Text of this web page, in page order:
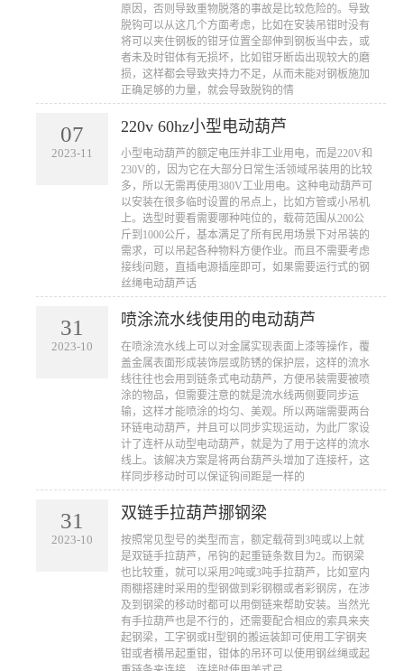
原因，否则导致重物脱落的事故是比较危险的。导致
脱钩可以从这几个方面考虑，比如在安装吊钳时没有
将可以夹住钢板的钳牙位置全部伸到钢板当中去，或
者未及时钳体有无损坏，比如钳牙断齿出现较大的磨
损，这样都会导致夹持力不足，从而未能对钢板施加
正确足够的力量，就会导致脱钩的情
07
2023-11
220v 60hz小型电动葫芦
​小型电动葫芦的额定电压并非工业用电，而是220V和
230V的，因为它在大部分日常生活领域吊装用的比较
多，所以无需再使用380V工业用电。这种电动葫芦可
以安装在很多临时设置的吊点上，比如方管或小吊机
上。选型时要看需要哪种吨位的，载荷范围从200公
斤到1000公斤，基本满足了所有民用场景下对吊装的
需求，可以吊起各种物料方便作业。而且不需要考虑
接线问题，直插电源插座即可，如果需要运行式的钢
丝绳电动葫芦话
31
2023-10
喷涂流水线使用的电动葫芦
​在喷涂流水线上可以对金属实现表面上漆等操作，覆
盖金属表面形成装饰层或防锈的保护层，这样的流水
线往往也会用到链条式电动葫芦，方便吊装需要被喷
涂的物品，但需要注意的就是流水线两侧要同步运
输，这样才能喷涂的均匀、美观。所以两端需要两台
环链电动葫芦，并且可以同步实现运动，为此厂家设
计了连杆从动型电动葫芦，就是为了用于这样的流水
线上。该解决方案是将两台葫芦头增加了连接杆，这
样同步移动时可以保证钩间距是一样的
31
2023-10
双链手拉葫芦挪钢梁
​按照常见型号的类型而言，额定载荷到3吨或以上就
是双链手拉葫芦，吊钩的起重链条数目为2。而钢梁
也比较重，就可以采用2吨或3吨手拉葫芦，比如室内
雨棚搭建时采用的型钢做到彩钢棚或者彩钢房，在涉
及到钢梁的移动时都可以用倒链来帮助安装。当然光
有手拉葫芦也是不行的，还需要配合相应的索具来夹
起钢梁，工字钢或H型钢的搬运装卸可使用工字钢夹
钳或者横吊起重钳，钳体的吊环可以使用钢丝绳或起